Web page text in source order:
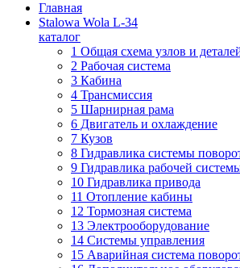
Главная
Stalowa Wola L-34
каталог
1 Общая схема узлов и
2 Рабочая система
3 Кабина
4 Трансмиссия
5 Шарнирная рама
6 Двигатель и охлаждение
7 Кузов
8 Гидравлика системы
9 Гидравлика рабочей
10 Гидравлика привода
11 Отопление кабины
12 Тормозная система
13 Электрооборудование
14 Системы управления
15 Аварийная система